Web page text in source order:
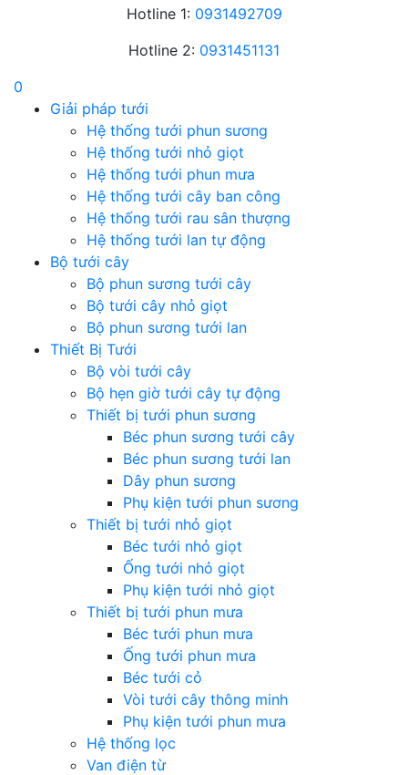
Hotline 1: 0931492709
Hotline 2: 0931451131
0
Giải pháp tưới
Hệ thống tưới phun sương
Hệ thống tưới nhỏ giọt
Hệ thống tưới phun mưa
Hệ thống tưới cây ban công
Hệ thống tưới rau sân thượng
Hệ thống tưới lan tự động
Bộ tưới cây
Bộ phun sương tưới cây
Bộ tưới cây nhỏ giọt
Bộ phun sương tưới lan
Thiết Bị Tưới
Bộ vòi tưới cây
Bộ hẹn giờ tưới cây tự động
Thiết bị tưới phun sương
Béc phun sương tưới cây
Béc phun sương tưới lan
Dây phun sương
Phụ kiện tưới phun sương
Thiết bị tưới nhỏ giọt
Béc tưới nhỏ giọt
Ống tưới nhỏ giọt
Phụ kiện tưới nhỏ giọt
Thiết bị tưới phun mưa
Béc tưới phun mưa
Ống tưới phun mưa
Béc tưới cỏ
Vòi tưới cây thông minh
Phụ kiện tưới phun mưa
Hệ thống lọc
Van điện từ